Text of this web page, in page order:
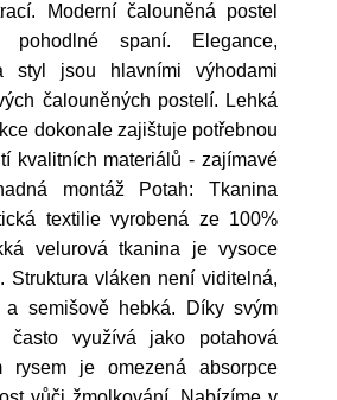
Moderní čalouněná postel
pohodlné spaní. Elegance,
styl jsou hlavními výhodami
čalouněných postelí. Lehká
dokonale zajištuje potřebnou
kvalitních materiálů - zajímavé
montáž Potah: Tkanina
textilie vyrobená ze 100%
velurová tkanina je vysoce
Struktura vláken není viditelná,
a semišově hebká. Díky svým
často využívá jako potahová
rysem je omezená absorpce